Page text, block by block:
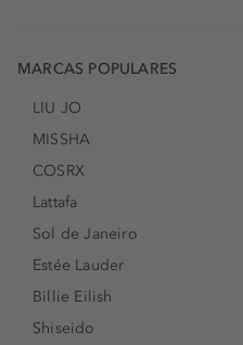
MARCAS POPULARES
LIU JO
MISSHA
COSRX
Lattafa
Sol de Janeiro
Estée Lauder
Billie Eilish
Shiseido